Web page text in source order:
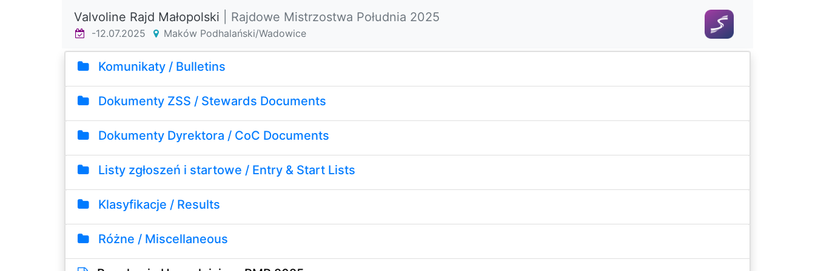
Valvoline Rajd Małopolski | Rajdowe Mistrzostwa Południa 2025
-12.07.2025 Maków Podhalański/Wadowice
Komunikaty / Bulletins
Dokumenty ZSS / Stewards Documents
Dokumenty Dyrektora / CoC Documents
Listy zgłoszeń i startowe / Entry & Start Lists
Klasyfikacje / Results
Różne / Miscellaneous